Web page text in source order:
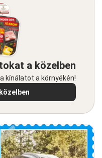
a közelben
kínálatot a környékén!